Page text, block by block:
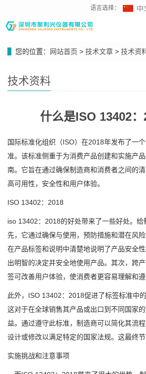
语言选择：
您的位置：
网站首页 > 技术文章 > 技术资
技术资料
什么是ISO 13402：
国际标准化组织（ISO）在2018年发布了一
准。该标准侧重于为消费产品创建和实施产
南。它旨在通过确保制造商和消费者之间的
高可用性，安全性和用户体验。
ISO 13402：2018
iso 13402：2018的好处带来了一些好处。给
先，它通过确保与使用，预防措施和潜在风
在产品标签和说明中清楚地说明了产品安全
出明智的决定并安全地使用产品。其次，跨
签可改善用户体验，使消费者更容易理解和遵
此外，ISO 13402：2018促进了标签标准中
这对于在全球销售其产品或出口到不同国家
益。通过遵守此标准，制造商可以简化其流
设计或修改以满足特定的国家法规。这最终节
实施挑战和注意事项